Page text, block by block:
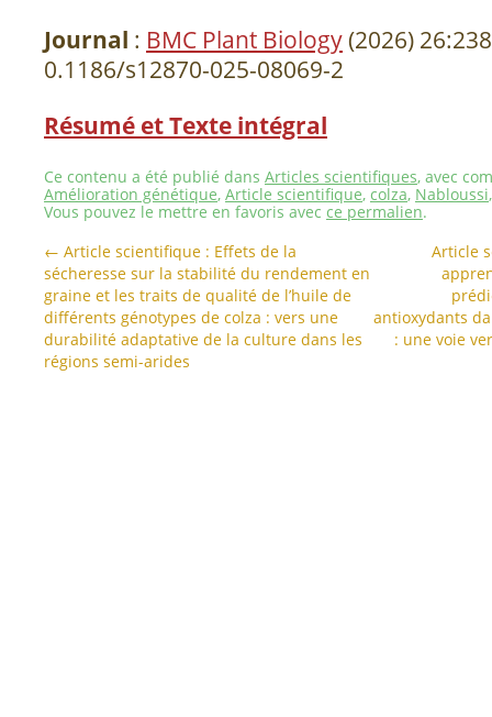
Journal : BMC Plant Biology(2026)
0.1186/s12870-025-08069-2
Résumé et Texte intégral
Ce contenu a été publié dans Articles scientifiques, avec
Amélioration génétique, Article scientifique, colza, Nabloussi
Vous pouvez le mettre en favoris avec ce permalien.
← Article scientifique : Effets de la
sécheresse sur la stabilité du rendement en
graine et les traits de qualité de l’huile de
différents génotypes de colza : vers une
durabilité adaptative de la culture dans les
régions semi-arides
Article
antioxydants
: une voie